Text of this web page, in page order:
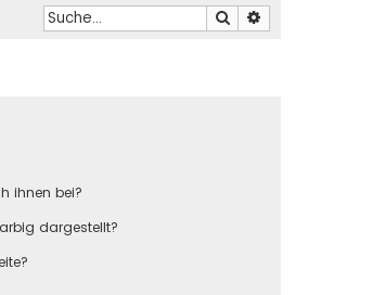
Suche
ihnen bei?
dargestellt?